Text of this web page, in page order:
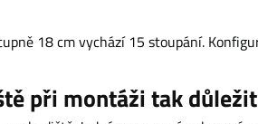
18 cm vychází 15 stoupání.
při montáži tak